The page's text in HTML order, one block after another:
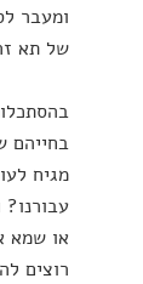
ומעבר
של תא
בחייהם
מגיח
או שמא
רוצים